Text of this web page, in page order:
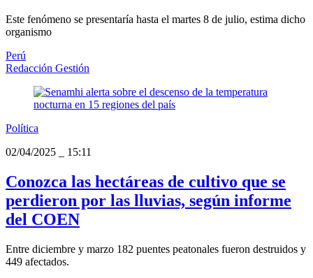
Este fenómeno se presentaría hasta el martes 8 de julio, estima dicho
organismo
Perú
Redacción Gestión
Política
02/04/2025
15:11
Conozca las hectáreas de cultivo que se
perdieron por las lluvias, según informe
del COEN
Entre diciembre y marzo 182 puentes peatonales fueron destruidos y
449 afectados.